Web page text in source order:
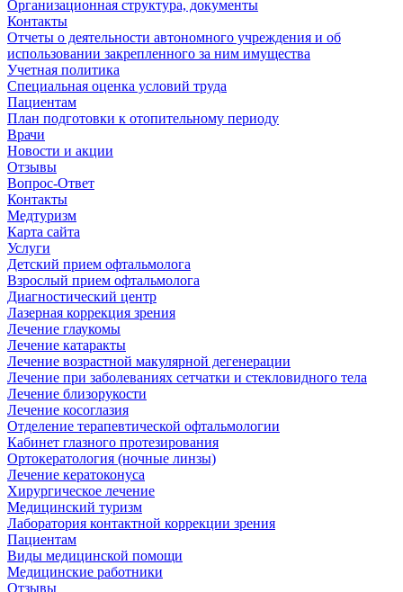
Организационная структура, документы
Контакты
Отчеты о деятельности автономного учреждения и об
использовании закрепленного за ним имущества
Учетная политика
Специальная оценка условий труда
Пациентам
План подготовки к отопительному периоду
Врачи
Новости и акции
Отзывы
Вопрос-Ответ
Контакты
Медтуризм
Карта сайта
Услуги
Детский прием офтальмолога
Взрослый прием офтальмолога
Диагностический центр
Лазерная коррекция зрения
Лечение глаукомы
Лечение катаракты
Лечение возрастной макулярной дегенерации
Лечение при заболеваниях сетчатки и стекловидного тела
Лечение близорукости
Лечение косоглазия
Отделение терапевтической офтальмологии
Кабинет глазного протезирования
Ортокератология (ночные линзы)
Лечение кератоконуса
Хирургическое лечение
Медицинский туризм
Лаборатория контактной коррекции зрения
Пациентам
Виды медицинской помощи
Медицинские работники
Отзывы